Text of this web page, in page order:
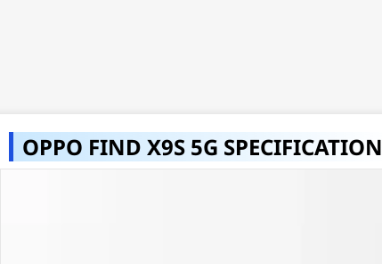
OPPO FIND X9S 5G SPECIFICATION